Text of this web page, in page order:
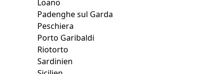
Loano
Padenghe sul Garda
Peschiera
Porto Garibaldi
Riotorto
Sardinien